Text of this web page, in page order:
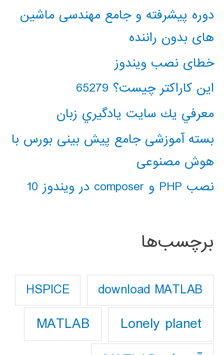
دوره پیشرفته و جامع مهندسی ماشین
های بدون راننده
خطای نصب ویندوز
این کاراکتر چیست؟ 65279
معرفي يك سايت يادگيري زبان
بسته آموزشی جامع پیش بینی بورس با
هوش مصنوعی
نصب PHP و composer در ویندوز 10
برچسب‌ها
download MATLAB
HSPICE
Lonely planet
MATLAB